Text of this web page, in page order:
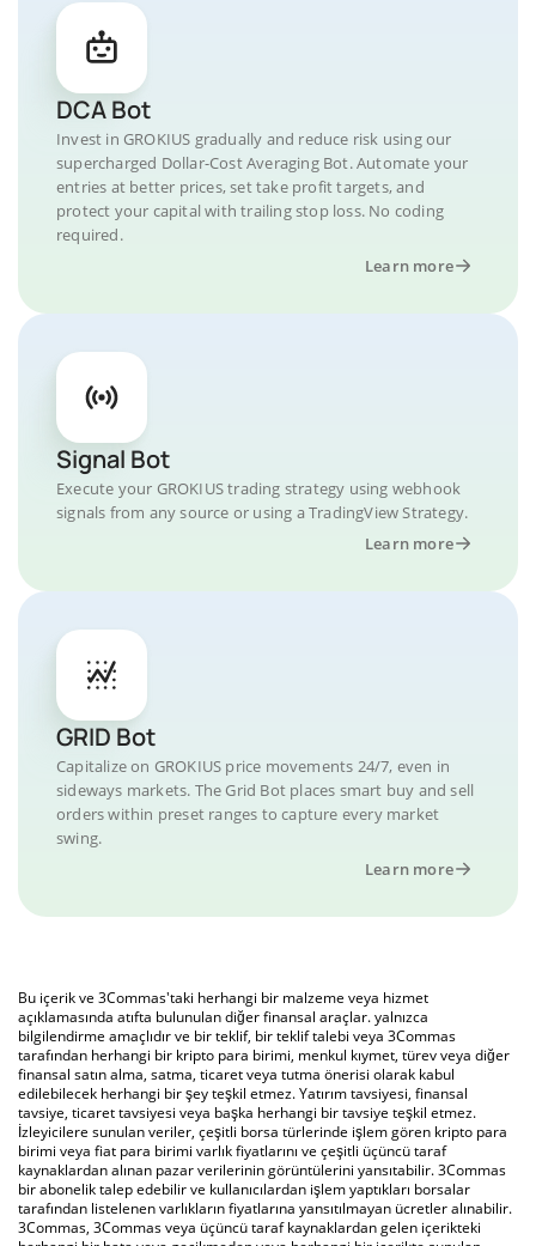
DCA Bot
Invest in GROKIUS gradually and reduce risk using our
supercharged Dollar-Cost Averaging Bot. Automate your
entries at better prices, set take profit targets, and
protect your capital with trailing stop loss. No coding
required.
Learn more
Signal Bot
Execute your GROKIUS trading strategy using webhook
signals from any source or using a TradingView Strategy.
Learn more
GRID Bot
Capitalize on GROKIUS price movements 24/7, even in
sideways markets. The Grid Bot places smart buy and sell
orders within preset ranges to capture every market
swing.
Learn more
Bu içerik ve 3Commas'taki herhangi bir malzeme veya hizmet
açıklamasında atıfta bulunulan diğer finansal araçlar. yalnızca
bilgilendirme amaçlıdır ve bir teklif, bir teklif talebi veya 3Commas
tarafından herhangi bir kripto para birimi, menkul kıymet, türev veya diğer
finansal satın alma, satma, ticaret veya tutma önerisi olarak kabul
edilebilecek herhangi bir şey teşkil etmez. Yatırım tavsiyesi, finansal
tavsiye, ticaret tavsiyesi veya başka herhangi bir tavsiye teşkil etmez.
İzleyicilere sunulan veriler, çeşitli borsa türlerinde işlem gören kripto para
birimi veya fiat para birimi varlık fiyatlarını ve çeşitli üçüncü taraf
kaynaklardan alınan pazar verilerinin görüntülerini yansıtabilir. 3Commas
bir abonelik talep edebilir ve kullanıcılardan işlem yaptıkları borsalar
tarafından listelenen varlıkların fiyatlarına yansıtılmayan ücretler alınabilir.
3Commas, 3Commas veya üçüncü taraf kaynaklardan gelen içerikteki